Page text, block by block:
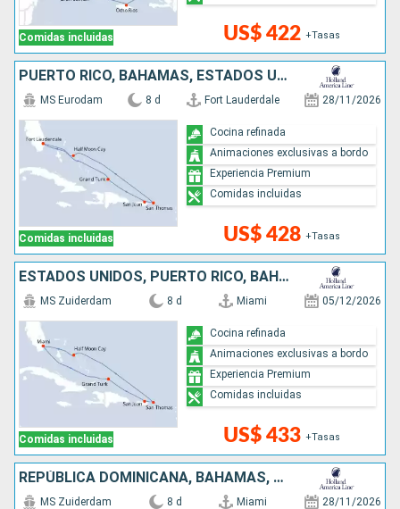
Comidas incluidas US$ 422 +Tasas
PUERTO RICO, BAHAMAS, ESTADOS UNIDOS
Comidas incluidas
MS Eurodam 8 d Fort Lauderdale 28/11/2026
US$ 428 +Tasas
Cocina refinada
Animaciones exclusivas a bordo
Experiencia Premium
Comidas incluidas
ESTADOS UNIDOS, PUERTO RICO, BAHAMAS
Comidas incluidas
MS Zuiderdam 8 d Miami 05/12/2026
US$ 433 +Tasas
Cocina refinada
Animaciones exclusivas a bordo
Experiencia Premium
Comidas incluidas
REPÚBLICA DOMINICANA, BAHAMAS, ESTADOS UNIDOS
MS Zuiderdam 8 d Miami 28/11/2026